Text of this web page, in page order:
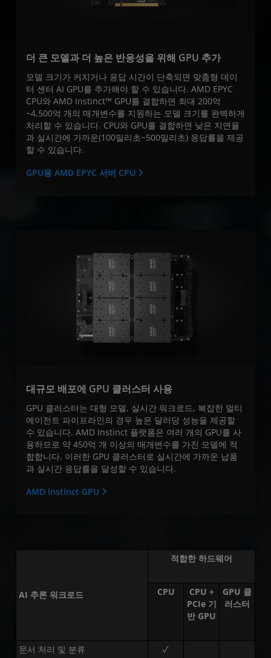
더 큰 모델과 더 높은 반응성을 위해 GPU 추가
모델 크기가 커지거나 응답 시간이 단축되면 맞춤형 데이
터 센터 AI GPU를 추가해야 할 수 있습니다. AMD EPYC
CPU와 AMD Instinct™ GPU를 결합하면 최대 200억
~4,500억 개의 매개변수를 지원하는 모델 크기를 완벽하게
처리할 수 있습니다. CPU와 GPU를 결합하면 낮은 지연율
과 실시간에 가까운(100밀리초~500밀리초) 응답률을 제공
할 수 있습니다.
GPU용 AMD EPYC 서버 CPU
대규모 배포에 GPU 클러스터 사용
GPU 클러스터는 대형 모델, 실시간 워크로드, 복잡한 멀티
에이전트 파이프라인의 경우 높은 달러당 성능을 제공할
수 있습니다. AMD Instinct 플랫폼은 여러 개의 GPU를 사
용하므로 약 450억 개 이상의 매개변수를 가진 모델에 적
합합니다. 이러한 GPU 클러스터로 실시간에 가까운 납품
과 실시간 응답률을 달성할 수 있습니다.
AMD Instinct GPU
AI 추론 워크로드
적합한 하드웨어
CPU
CPU +
PCIe 기
반 GPU
GPU 클
러스터
문서 처리 및 분류 ✓